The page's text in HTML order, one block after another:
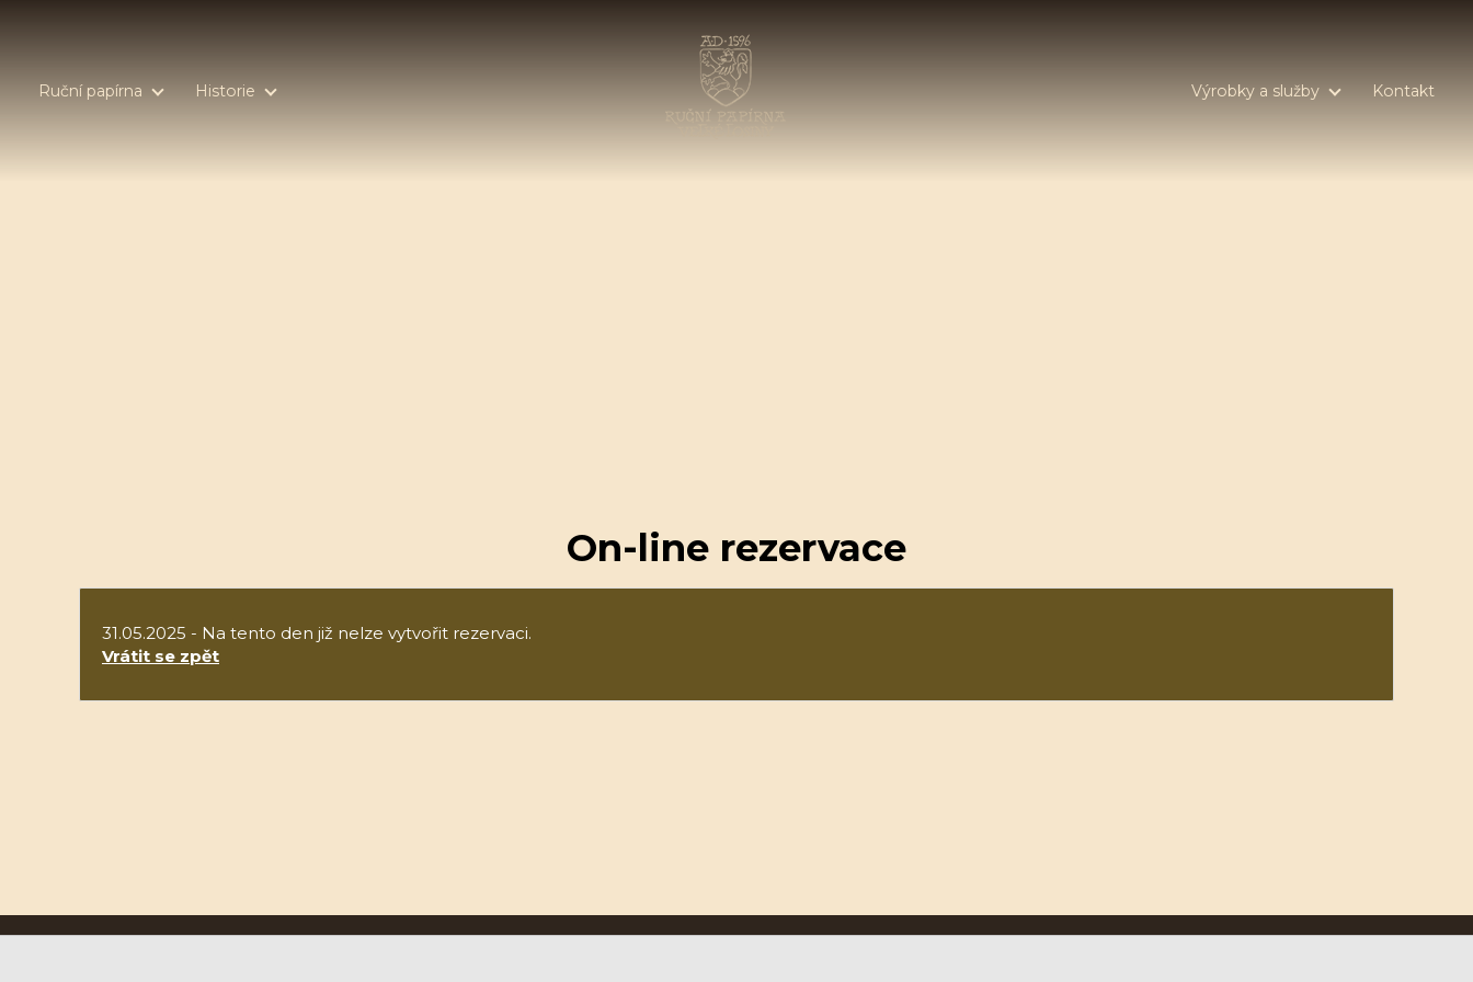
Ruční papírna Historie Výrobky a služby Kontakt
On-line rezervace
31.05.2025 - Na tento den již nelze vytvořit rezervaci.
Vrátit se zpět